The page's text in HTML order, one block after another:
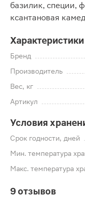
базилик, специи,
ксантановая
Характеристики
Бренд
Производитель
Вес, кг
Артикул
Условия
Срок годности, дней
Мин. температура
Макс. температура
9 отзывов